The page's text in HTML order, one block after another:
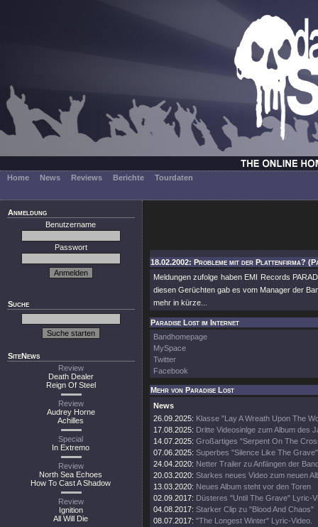
Home News Reviews Berichte Tourdaten
Anmeldung
Benutzername
Passwort
Suche
SiteNews
Review
Death Dealer
Reign Of Steel
Review
Audrey Horne
Achilles
Special
In Extremo
Review
North Sea Echoes
How To Cast A Shadow
Review
Ignition
All Will Die
18.02.2002: Probleme mit der Plattenfirma?
Meldungen zufolge haben EMI Records
diesen Gerüchten gab es vom Manager der
mehr in kürze...
Paradise Lost im Internet
Bandhomepage
MySpace
Twitter
Facebook
Mehr von Paradise Lost
News
26.09.2025: Klasse "Lay A Wreath Upon The
17.08.2025: Dritte Videosinlge zum Album des
14.07.2025: Großartiges "Serpent On The
07.06.2025: Superbes "Silence Like The
24.04.2020: Netter Trailer zu Anfängen der
20.03.2020: Starkes neues Video zum neuen
13.03.2020: Neues Album steht vor den Toren
02.09.2017: Düsteres "Until The Grave" Lyric-
04.08.2017: Starker Clip zu "Blood And Chaos"
08.07.2017: "The Longest Winter" Lyric-Video.